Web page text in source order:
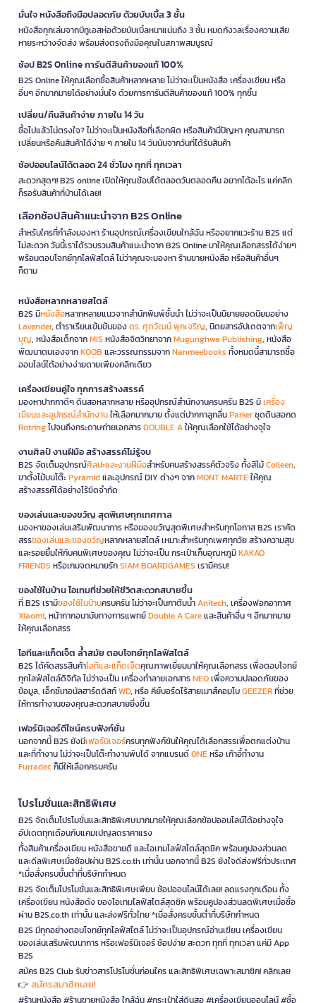
มั่นใจ หนังสือถึงมือปลอดภัย ด้วยบับเบิ้ล 3 ชั้น
หนังสือทุกเล่มจากบีทูเอสห่อด้วยบับเบิ้ลหนาแน่นถึง 3 ชั้น หมดกังวลเรื่องความเสีย
หายระหว่างจัดส่ง พร้อมส่งตรงถึงมือคุณในสภาพสมบูรณ์
ช้อป B2S Online การันตีสินค้าของแท้ 100%
B2S Online ให้คุณเลือกซื้อสินค้าหลากหลาย ไม่ว่าจะเป็นหนังสือ เครื่องเขียน หรือ
อื่นๆ อีกมากมายได้อย่างมั่นใจ ด้วยการการันตีสินค้าของแท้ 100% ทุกชิ้น
เปลี่ยน/คืนสินค้าง่าย ภายใน 14 วัน
ซื้อไปแล้วไม่ตรงใจ? ไม่ว่าจะเป็นหนังสือที่เลือกผิด หรือสินค้ามีปัญหา คุณสามารถ
เปลี่ยนหรือคืนสินค้าได้ง่าย ๆ ภายใน 14 วันนับจากวันที่ได้รับสินค้า
ช้อปออนไลน์ได้ตลอด 24 ชั่วโมง ทุกที่ ทุกเวลา
สะดวกสุดๆ! B2S online เปิดให้คุณช้อปได้ตลอดวันตลอดคืน อยากได้อะไร แค่คลิก
ก็รอรับสินค้าที่บ้านได้เลย!
เลือกช้อปสินค้าแนะนำจาก B2S Online
สำหรับใครที่กำลังมองหา ร้านอุปกรณ์เครื่องเขียนใกล้ฉัน หรืออยากแวะร้าน B2S แต่
ไม่สะดวก วันนี้เราได้รวบรวมสินค้าแนะนำจาก B2S Online มาให้คุณเลือกสรรได้ง่ายๆ
พร้อมตอบโจทย์ทุกไลฟ์สไตล์ ไม่ว่าคุณจะมองหา ร้านขายหนังสือ หรือสินค้าอื่นๆ
ก็ตาม
หนังสือหลากหลายสไตล์
B2S มีหนังสือหลากหลายแนวจากสำนักพิมพ์ชั้นนำ ไม่ว่าจะเป็นนิยายยอดนิยมอย่าง
Lavender, ตำราเรียนเข้มข้นของดร. ศุภวัฒน์ พุกเจริญ, นิตยสารอัปเดตจากเพ็ญ
บุญ, หนังสือเด็กจากMIS หนังสือจิตวิทยาจากMugunghwa Publishing, หนังสือ
พัฒนาตนเองจากKOOB และวรรณกรรมจากNanmeebooks ทั้งหมดนี้สามารถซื้อ
ออนไลน์ได้อย่างง่ายดายเพียงคลิกเดียว
เครื่องเขียนคู่ใจ ทุกการสร้างสรรค์
มองหาปากกาดีๆ ดินสอหลากหลาย หรืออุปกรณ์สำนักงานครบครัน B2S มีเครื่อง
เขียนและอุปกรณ์สำนักงานให้เลือกมากมาย ตั้งแต่ปากกาลูกลื่นParkerชุดดินสอกด
Rotringไปจนถึงกระดาษถ่ายเอกสารDOUBLE Aให้คุณเลือกใช้ได้อย่างจุใจ
งานศิลป์ งานฝีมือ สร้างสรรค์ไม่รู้จบ
B2S จัดเต็มอุปกรณ์ศิลปะและงานฝีมือสำหรับคนสร้างสรรค์ตัวจริง ทั้งสีไม้Colleen,
ขาตั้งไม้บนโต๊ะPyramidและอุปกรณ์ DIY ต่างๆ จากMONT MARTEให้คุณ
สร้างสรรค์ได้อย่างไร้ขีดจำกัด
ของเล่นและของขวัญ สุดพิเศษทุกเทศกาล
มองหาของเล่นเสริมพัฒนาการ หรือของขวัญสุดพิเศษสำหรับทุกโอกาส B2S เราคัด
สรรของเล่นและของขวัญหลากหลายสไตล์ เหมาะสำหรับทุกเพศทุกวัย สร้างความสุข
และรอยยิ้มให้กับคนพิเศษของคุณ ไม่ว่าจะเป็น กระเป๋าเก็บอุณหภูมิKAKAO
FRIENDS หรือเกมจดหมายรักSIAM BOARDGAMES เรามีครบ!
ของใช้ในบ้าน ไอเทมที่ช่วยให้ชีวิตสะดวกสบายขึ้น
ที่ B2S เรามีของใช้ในบ้านครบครัน ไม่ว่าจะเป็นกาต้มน้ำAnitech, เครื่องฟอกอากาศ
Xiaomi, หน้ากากอนามัยทางการแพทย์Double A Careและสินค้าอื่น ๆ อีกมากมาย
ให้คุณเลือกสรร
ไอทีและแก็ดเจ็ต ล้ำสมัย ตอบโจทย์ทุกไลฟ์สไตล์
B2S ได้คัดสรรสินค้าไอทีและแก็ดเจ็ตคุณภาพเยี่ยมมาให้คุณเลือกสรร เพื่อตอบโจทย์
ทุกไลฟ์สไตล์ดิจิทัล ไม่ว่าจะเป็น เครื่องทำลายเอกสารNEOเพื่อความปลอดภัยของ
ข้อมูล, เอ็กซ์เทอนัลฮาร์ดดิสก์WD, หรือ คีย์บอร์ดไร้สายเมาส์คอมโบGEEZERที่ช่วย
ให้การทำงานของคุณสะดวกสบายยิ่งขึ้น
เฟอร์นิเจอร์ดีไซน์ครบฟังก์ชั่น
นอกจากนี้ B2S ยังมีเฟอร์นิเจอร์ครบทุกฟังก์ชันให้คุณได้เลือกสรรเพื่อตกแต่งบ้าน
และที่ทำงาน ไม่ว่าจะเป็นโต๊ะทำงานพับได้ จากแบรนด์ONEหรือ เก้าอี้ทำงาน
Furradecก็มีให้เลือกครบครัน
โปรโมชั่นและสิทธิพิเศษ
B2S จัดเต็มโปรโมชั่นและสิทธิพิเศษมากมายให้คุณเลือกช้อปออนไลน์ได้อย่างจุใจ
อัปเดตทุกเดือนกับแคมเปญลดราคาแรง
ทั้งสินค้าเครื่องเขียน หนังสือขายดี และไอเทมไลฟ์สไตล์สุดชิค พร้อมคูปองส่วนลด
และดีลพิเศษเมื่อช้อปผ่าน B2S.co.th เท่านั้น นอกจากนี้ B2S ยังใจดีส่งฟรีทั่วประเทศ
*เมื่อสั่งครบขั้นต่ำที่บริษัทกำหนด
B2S จัดเต็มโปรโมชั่นและสิทธิพิเศษเพียบ ช้อปออนไลน์ได้เลย! ลดแรงทุกเดือน ทั้ง
เครื่องเขียน หนังสือดัง ของไอเทมไลฟ์สไตล์สุดชิค พร้อมคูปองส่วนลดพิเศษเมื่อซื้อ
ผ่าน B2S.co.th เท่านั้น และส่งฟรีทั่วไทย *เมื่อสั่งครบขั้นต่ำที่บริษัทกำหนด
B2S มีทุกอย่างตอบโจทย์ทุกไลฟ์สไตล์ ไม่ว่าจะเป็นอุปกรณ์อ่านเขียน เครื่องเขียน
ของเล่นเสริมพัฒนาการ หรือเฟอร์นิเจอร์ ช้อปง่าย สะดวก ทุกที่ ทุกเวลา แค่มี App
B2S
สมัคร B2S Club รับข่าวสารโปรโมชั่นก่อนใคร และสิทธิพิเศษเฉพาะสมาชิก! คลิกเลย
👉 สมัครสมาชิกเลย!
#ร้านหนังสือ #ร้านขายหนังสือ ใกล้ฉัน #กระเป๋าใส่ดินสอ #เครื่องเขียนออนไลน์ #ซื้อ